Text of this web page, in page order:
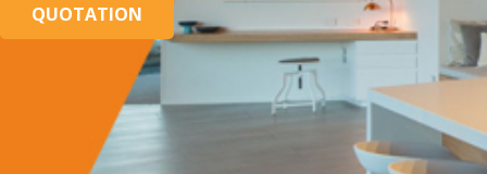
QUOTATION